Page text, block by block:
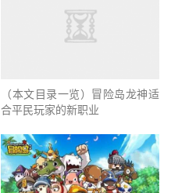
（本文目录一览）冒险岛龙神适
合平民玩家的新职业